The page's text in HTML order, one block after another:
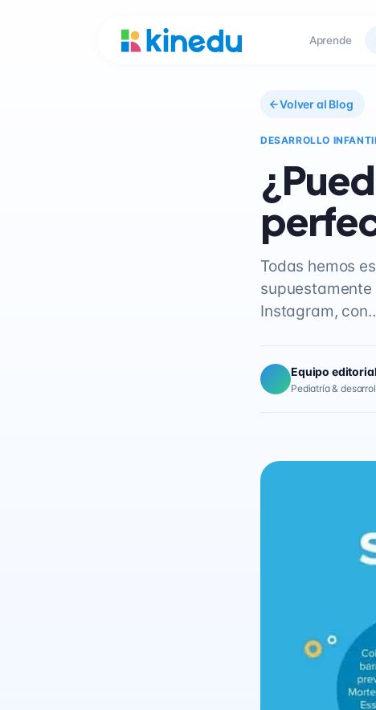
Aprende
Volver al Blog
DESARROLLO
Todas hemos
Instagram,
Equipo
Pediatría &